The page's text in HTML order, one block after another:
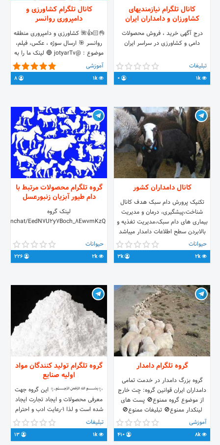
کانال تلگرام نیازمندیهای
کشاورزان و دامداران ایران
درج آگهی خرید ، فروش محصولات
دامی و کشاورزی در سراسر ایران
تبلیغات
1k
کانال تلگرام کشاورزی و
دامپروری روانسر
👌🏻👍🌺 کشاورزی و دامپروری منطقه
روانسر 🎯 ارسال سوژه ، عکس، فیلم،
موضوع : @jotyarTv 🔵 لینک ما را به
اشتراک بگذارید : 🔹
@ravansarkeshavarzi
https://t.me/joinchat/AAAAAFMLyy-
آموزشی
1k
کانال دامداران کشور
تکنیک پرورش دام سبک هدف کانال
شناخت،پیشگیری، درمان و مدیریت
بیماری های دام سبک،مدیریت تغذیه و
بالابردن سطح اطلاعات دامدار میباشد
لینک کانال
https://t.me/joinchat/AAAAAENFZDkVDKh4pnhlHA
حیوانات
2k
3k
گروه تلگرام محصولات مرتبط با
دام طیور آبزیان زنبورعسل
لینک گروه
EedN7U2y7Boch_8EwvmKzQ
حیوانات
2k
گروه تلگرام دامدار
گروه بزرگ دامدار در خدمت تمامی
دامداران ایران قوانین گروه: چت خارج
از موضوع گروه ممنوع🚫 پست های
لینکدار ممنوع🚫 تبلیغات ممنوع🚫
موفق باشید.⚘⚘⚘
https://t.me/joinchat/C49PLRJOOG1-
2XtxkNNsDA
آموزشی
8k
گروه تلگرام تولید کنندگان مواد
اولیه صنایع
✨﷽✨ این گروه جهت
معرفی محصولات و ایجاد تجارت ایجاد
شده است و لذا ۱-رعایت ادب و احترام
واجب است ۲-از فرستادن مطالب خارج
از عرف گروه خودداری کنین ۳-ایجاد
مزاحمت ممنوع با تشکر مدیریت سازمان
تبلیغات
1k